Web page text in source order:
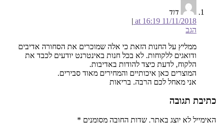
דוד
11/11/2018 at 16:19
|
הגב
ממליץ על החנות הזאת כי אלה שמוכרים את הסחורה אדיבים
ודואגים ללקוחות. לא בכל חנות באינטרנט יודעים לכבד את
הלקוח, לדעת כיצד להודות באדיבות.
המוצרים כאן איכותיים והמחירים מאוד סבירים.
אני מאחל לכם הרבה. בריאות
כתיבת תגובה
האימייל לא יוצג באתר. שדות החובה מסומנים *